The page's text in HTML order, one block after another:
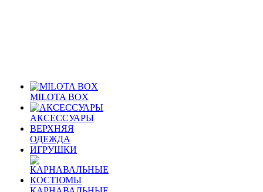
MILOTA BOX
АКСЕССУАРЫ
ВЕРХНЯЯ
ОДЕЖДА
ИГРУШКИ